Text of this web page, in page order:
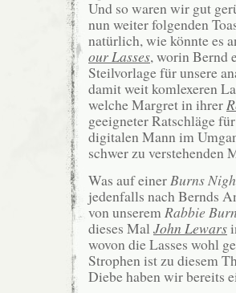
Und so waren wir gut
nun weiter folgenden
natürlich, wie könnte es
our Lasses, worin Bernd
Steilvorlage für unsere
damit weit komlexeren
welche Margret in ihrer
geeigneter Ratschläge
digitalen Mann im
schwer zu verstehenden
Was auf einerBurns
jedenfalls nach Bernds
von unseremRabbie
dieses Mal John Lewars
wovon die Lasses wohl
Strophen ist zu diesem
Diebe haben wir bereits